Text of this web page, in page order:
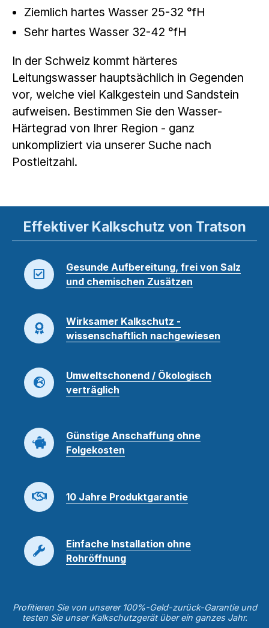
Ziemlich hartes Wasser 25-32 °fH
Sehr hartes Wasser 32-42 °fH
In der Schweiz kommt härteres
Leitungswasser hauptsächlich in Gegenden
vor, welche viel Kalkgestein und Sandstein
aufweisen. Bestimmen Sie den Wasser-
Härtegrad von Ihrer Region - ganz
unkompliziert via unserer Suche nach
Postleitzahl.
Effektiver Kalkschutz von Tratson
Gesunde Aufbereitung, frei von Salz
und chemischen Zusätzen
Wirksamer Kalkschutz -
wissenschaftlich nachgewiesen
Umweltschonend / Ökologisch
verträglich
Günstige Anschaffung ohne
Folgekosten
10 Jahre Produktgarantie
Einfache Installation ohne
Rohröffnung
Profitieren Sie von unserer 100%-Geld-zurück-Garantie und
testen Sie unser Kalkschutzgerät über ein ganzes Jahr.